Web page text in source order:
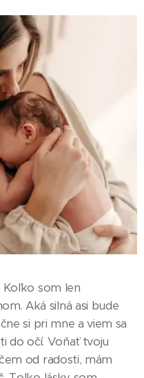
Koľko som len
Aká silná asi bude
si pri mne a viem sa
do očí. Voňať tvoju
od radosti, mám